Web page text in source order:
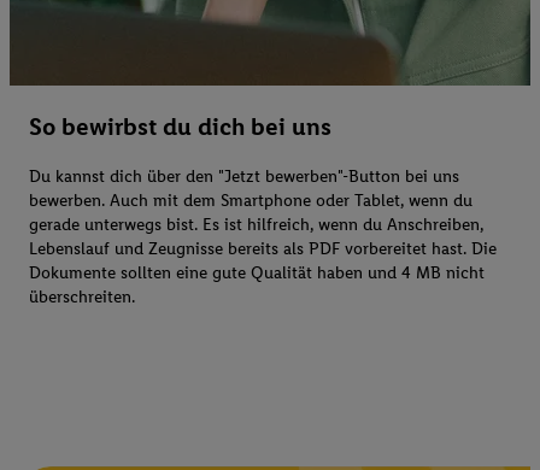
So bewirbst du dich bei uns
Du kannst dich über den "Jetzt bewerben"-Button bei uns
bewerben. Auch mit dem Smartphone oder Tablet, wenn du
gerade unterwegs bist. Es ist hilfreich, wenn du Anschreiben,
Lebenslauf und Zeugnisse bereits als PDF vorbereitet hast. Die
Dokumente sollten eine gute Qualität haben und 4 MB nicht
überschreiten.